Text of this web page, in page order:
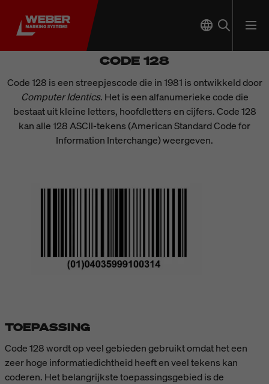
CODE 128
Code 128 is een streepjescode die in 1981 is ontwikkeld door
Computer Identics. Het is een alfanumerieke code die
bestaat uit kleine letters, hoofdletters en cijfers. Code 128
kan alle 128 ASCII-tekens (American Standard Code for
Information Interchange) weergeven.
TOEPASSING
Code 128 wordt op veel gebieden gebruikt omdat het een
zeer hoge informatiedichtheid heeft en veel tekens kan
coderen. Het belangrijkste toepassingsgebied is de